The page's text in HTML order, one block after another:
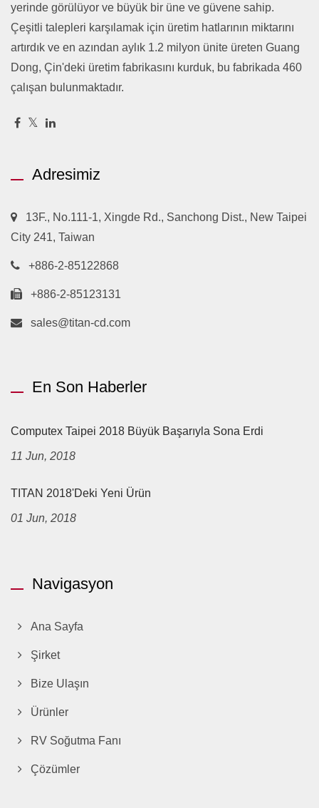
yerinde görülüyor ve büyük bir üne ve güvene sahip.
Çeşitli talepleri karşılamak için üretim hatlarının miktarını
artırdık ve en azından aylık 1.2 milyon ünite üreten Guang
Dong, Çin'deki üretim fabrikasını kurduk, bu fabrikada 460
çalışan bulunmaktadır.
Adresimiz
13F., No.111-1, Xingde Rd., Sanchong Dist., New Taipei
City 241, Taiwan
+886-2-85122868
+886-2-85123131
sales@titan-cd.com
En Son Haberler
Computex Taipei 2018 Büyük Başarıyla Sona Erdi
11 Jun, 2018
TITAN 2018'deki Yeni Ürün
01 Jun, 2018
Navigasyon
Ana Sayfa
Şirket
Bize Ulaşın
Ürünler
RV Soğutma Fanı
Çözümler